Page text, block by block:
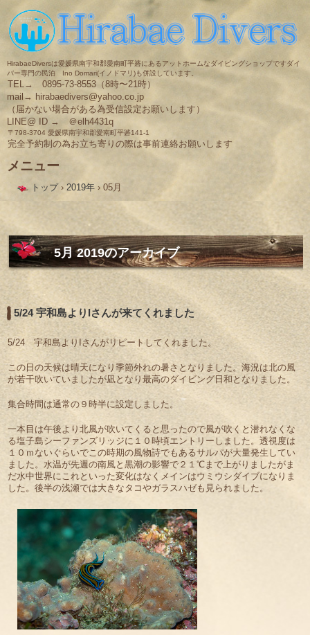
HirabaeDiversは愛媛県南宇和郡愛南町平碆にあるアットホームなダイビングショップですダイ
バー専門の民泊 Ino Domari(イノドマリ)も併設しています。
TEL→ 0895-73-8553（8時〜21時）
mail→ hirabaedivers@yahoo.co.jp
（届かない場合がある為受信設定お願いします）
LINE@ ID → ＠elh4431q
〒798-3704 愛媛県南宇和郡愛南町平碆141-1
完全予約制の為お立ち寄りの際は事前連絡お願いします
メニュー
へ
ス
キ
ッ
プ
トップ › 2019年 › 05月
5月 2019のアーカイブ
5/24 宇和島よりIさんが来てくれました
5/24 宇和島よりIさんがリピートしてくれました。
この日の天候は晴天になり季節外れの暑さとなりました。海況は北の風
が若干吹いていましたが凪となり最高のダイビング日和となりました。
集合時間は通常の９時半に設定しました。
一本目は午後より北風が吹いてくると思ったので風が吹くと潜れなくな
る塩子島シーファンズリッジに１０時頃エントリーしました。透視度は
１０ｍないぐらいでこの時期の風物詩でもあるサルパが大量発生してい
ました。水温が先週の南風と黒潮の影響で２１℃まで上がりましたがま
だ水中世界にこれといった変化はなくメインはウミウシダイブになりま
した。後半の浅瀬では大きなタコやガラスハゼも見られました。